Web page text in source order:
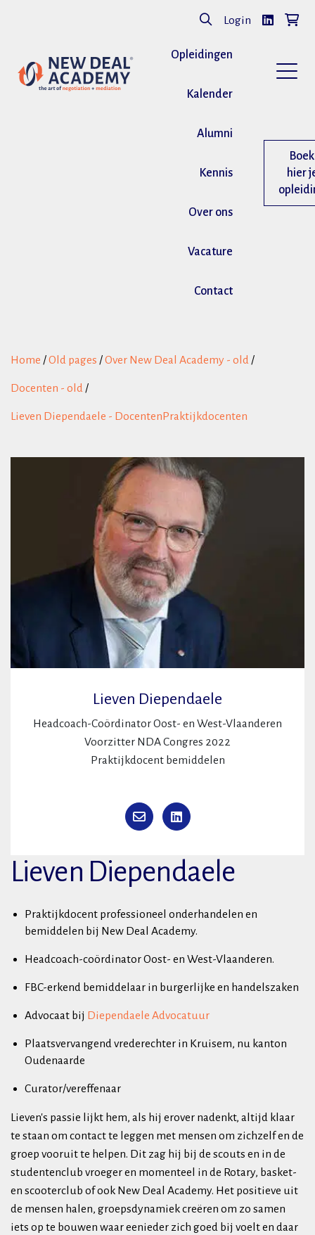
Login
Opleidingen
Kalender
Alumni
Kennis
Over ons
Vacature
Contact
Boek
hier
Home /Old pages /Over New Deal Academy - old/
Docenten - old/
Lieven Diependaele - DocentenPraktijkdocenten
Lieven Diependaele
Headcoach-Coördinator Oost- en West-Vlaanderen
Voorzitter NDA Congres 2022
Praktijkdocent bemiddelen
Lieven Diependaele
Praktijkdocent professioneel onderhandelen en
bemiddelen bij New Deal Academy.
Headcoach-coördinator Oost- en West-Vlaanderen.
FBC-erkend bemiddelaar in burgerlijke en handelszaken
Advocaat bij Diependaele Advocatuur
Plaatsvervangend vrederechter in Kruisem, nu kanton
Oudenaarde
Curator/vereffenaar
Lieven's passie lijkt hem, als hij erover nadenkt, altijd klaar
te staan om contact te leggen met mensen om zichzelf en de
groep vooruit te helpen. Dit zag hij bij de scouts en in de
studentenclub vroeger en momenteel in de Rotary, basket-
en scooterclub of ook New Deal Academy. Het positieve uit
de mensen halen, groepsdynamiek creëren om zo samen
iets op te bouwen waar eenieder zich goed bij voelt en daar